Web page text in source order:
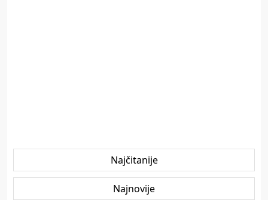
Najčitanije
Najnovije